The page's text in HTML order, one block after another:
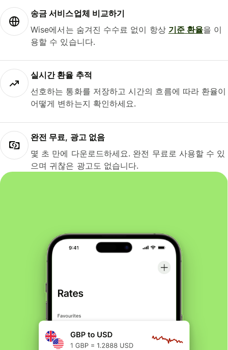
송금 서비스업체 비교하기
Wise에서는 숨겨진 수수료 없이 항상 기준 환율을 이
용할 수 있습니다.
실시간 환율 추적
선호하는 통화를 저장하고 시간의 흐름에 따라 환율이
어떻게 변하는지 확인하세요.
완전 무료, 광고 없음
몇 초 만에 다운로드하세요. 완전 무료로 사용할 수 있
으며 귀찮은 광고도 없습니다.